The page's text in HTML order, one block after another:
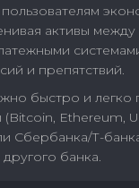
активы между
и препятствий.
быстро и легко
Ethereum,
Сбербанка/Т-
банка.